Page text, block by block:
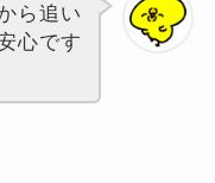
ら追い
心です